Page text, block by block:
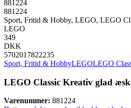
881224
881224
Sport, Fritid & Hobby, LEGO, LEGO
LEGO
349
DKK
5702017822235
Sport, Fritid & HobbyLEGOLEGO
LEGO Classic Kreativ glad
Varenummer: 881224